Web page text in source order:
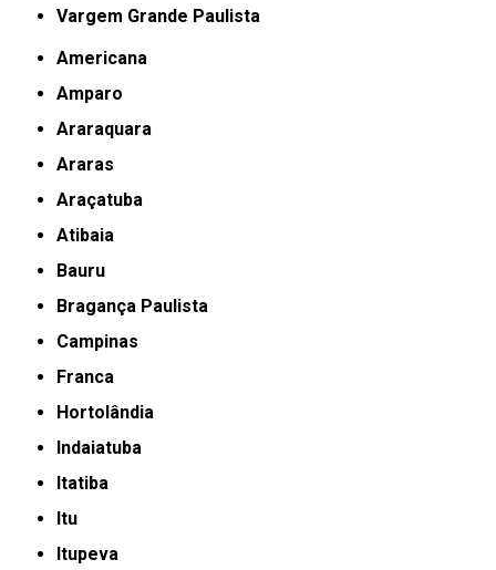
Vargem Grande Paulista
Americana
Amparo
Araraquara
Araras
Araçatuba
Atibaia
Bauru
Bragança Paulista
Campinas
Franca
Hortolândia
Indaiatuba
Itatiba
Itu
Itupeva